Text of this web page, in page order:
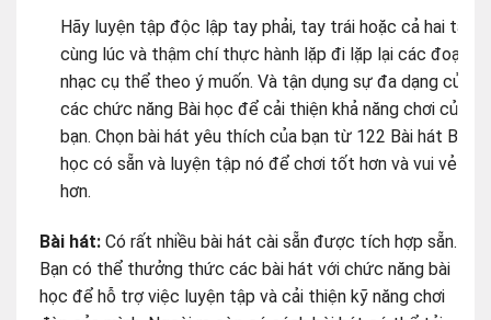
học có sẵn và luyện tập nó để chơi tốt hơn và vui vẻ
hơn.
Bài hát:Có rất nhiều bài hát cài sẵn được tích hợp sẵn.
Bạn có thể thưởng thức các bài hát với chức năng bài
học để hỗ trợ việc luyện tập và cải thiện kỹ năng chơi
đàn của mình. Ngoài ra còn có sách bài hát có thể tải
xuống từ trang web “Tải xuống dữ liệu liên quan đến
PSR-EW320”.
Key to success:Chức năng Keys to success cho phép